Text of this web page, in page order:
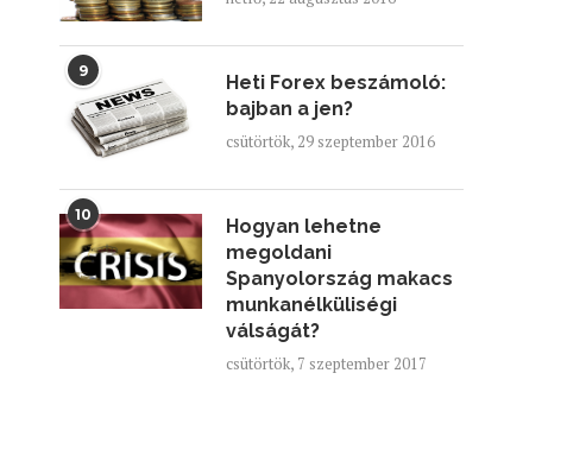
9
Heti Forex beszámoló:
bajban a jen?
csütörtök, 29 szeptember 2016
10
Hogyan lehetne
megoldani
Spanyolország makacs
munkanélküliségi
válságát?
csütörtök, 7 szeptember 2017